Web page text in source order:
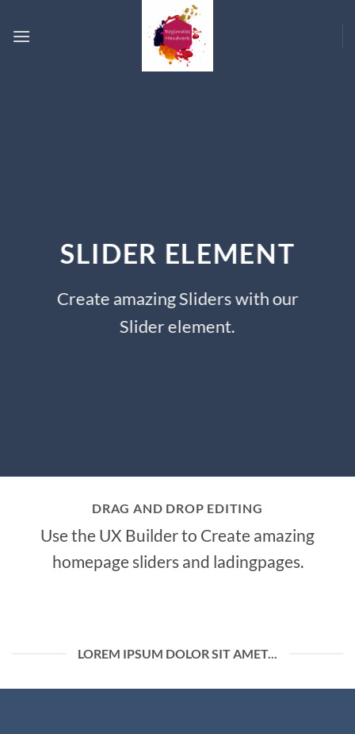
Inhalt
SLIDER ELEMENT
Create amazing Sliders with our
Slider element.
DRAG AND DROP EDITING
Use the UX Builder to Create amazing
homepage sliders and ladingpages.
LOREM IPSUM DOLOR SIT AMET...